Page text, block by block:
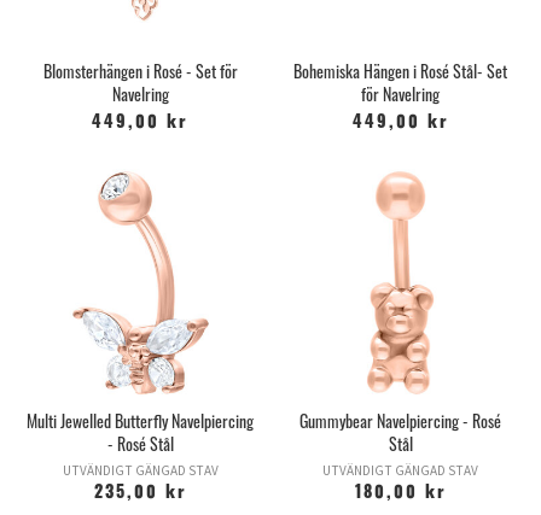
Blomsterhängen i Rosé - Set för
Navelring
449,00 kr
Bohemiska Hängen i Rosé Stål- Set
för Navelring
449,00 kr
Multi Jewelled Butterfly Navelpiercing
- Rosé Stål
UTVÄNDIGT GÄNGAD STAV
235,00 kr
Gummybear Navelpiercing - Rosé
Stål
UTVÄNDIGT GÄNGAD STAV
180,00 kr